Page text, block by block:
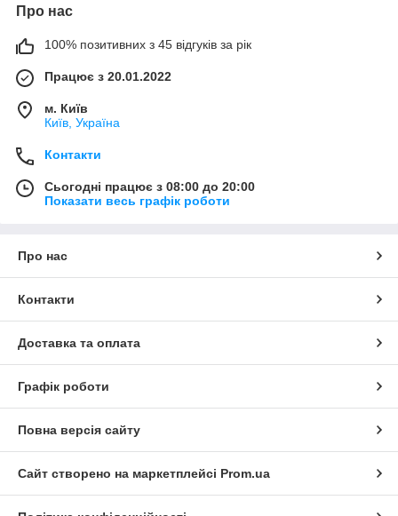
Про нас
100% позитивних з 45 відгуків за рік
Працює з 20.01.2022
м. Київ
Київ, Україна
Контакти
Сьогодні працює з 08:00 до 20:00
Показати весь графік роботи
Про нас
Контакти
Доставка та оплата
Графік роботи
Повна версія сайту
Сайт створено на маркетплейсі Prom.ua